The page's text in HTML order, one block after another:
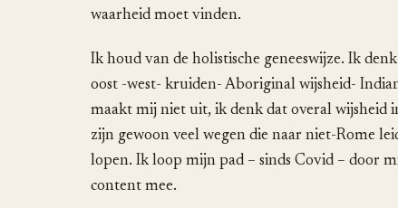
waarheid moet vinden.
Ik houd van de holistische geneeswijze. Ik
oost -west- kruiden- Aboriginal wijsheid-
maakt mij niet uit, ik denk dat overal wijsheid
zijn gewoon veel wegen die naar niet-Rome
lopen. Ik loop mijn pad – sinds Covid – door
content mee.